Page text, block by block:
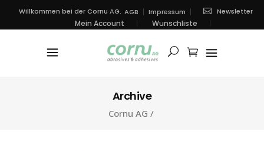
Willkommen bei der Cornu AG. AGB Impressum Newsletter
Mein Account Wunschliste
Archive
Cornu AG /